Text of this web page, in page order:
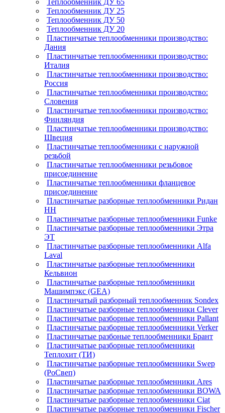
Теплообменник ДУ 65
Теплообменник ДУ 25
Теплообменник ДУ 50
Теплообменник ДУ 20
Пластинчатые теплообменники производство:
Дания
Пластинчатые теплообменники производство:
Италия
Пластинчатые теплообменники производство:
Россия
Пластинчатые теплообменники производство:
Словения
Пластинчатые теплообменники производство:
Финляндия
Пластинчатые теплообменники производство:
Швеция
Пластинчатые теплообменники с наружной
резьбой
Пластинчатые теплообменники резьбовое
присоединение
Пластинчатые теплообменники фланцевое
присоединение
Пластинчатые разборные теплообменники Ридан
НН
Пластинчатые разборные теплообменники Funke
Пластинчатые разборные теплообменники Этра
ЭТ
Пластинчатые разборные теплообменники Alfa
Laval
Пластинчатые разборные теплообменники
Кельвион
Пластинчатые разборные теплообменники
Машимпэкс (GEA)
Пластинчатый разборный теплообменник Sondex
Пластинчатые разборные теплообменники Clever
Пластинчатые разборные теплообменники Pallant
Пластинчатые разборные теплообменники Verker
Пластинчатые разбоные теплообменники Брант
Пластинчатые разборные теплообменники
Теплохит (ТИ)
Пластинчатые разборные теплообменники Swep
(РоСвеп)
Пластинчатые разборные теплообменники Ares
Пластинчатые разборные теплообменники BOWA
Пластинчатые разборные теплообменники Ciat
Пластинчатые разборные теплообменники Fischer